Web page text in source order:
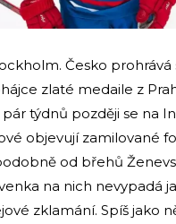
Česko prohrává
zlaté medaile z
týdnů později se na
objevují zamilované
od břehů
na nich nevypadá
zklamání. Spíš jako